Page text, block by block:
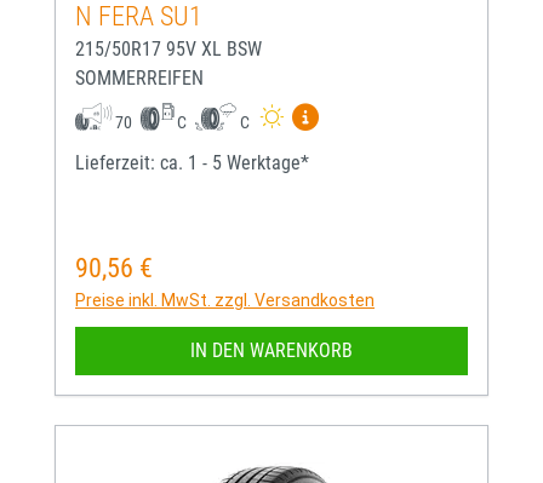
N FERA SU1
215/50R17 95V XL BSW
SOMMERREIFEN
70 C C
Mehr Informationen zum
Lieferzeit: ca. 1 - 5 Werktage*
Regulärer Preis:
90,56 €
Preise inkl. MwSt. zzgl. Versandkosten
IN DEN WARENKORB